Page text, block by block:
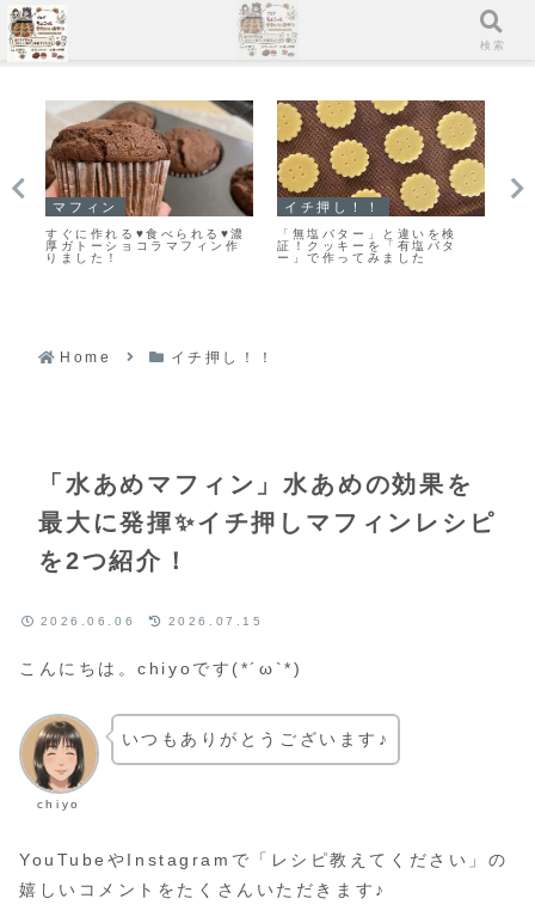
マフィン
すぐに作れる♥食べられる♥濃
厚ガトーショコラマフィン作
りました！
イチ押し！！
「無塩バター」と違いを検
証！クッキーを「有塩バタ
ー」で作ってみました
Home イチ押し！！
「水あめマフィン」水あめの効果を
最大に発揮✨イチ押しマフィンレシピ
を2つ紹介！
2026.06.06 2026.07.15
こんにちは。chiyoです(*´ω`*)
chiyo
いつもありがとうございます♪
YouTubeやInstagramで「レシピ教えてください」の
嬉しいコメントをたくさんいただきます♪
メニュー 検索